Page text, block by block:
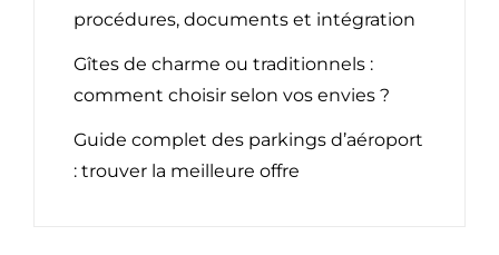
procédures, documents et intégration
Gîtes de charme ou traditionnels :
comment choisir selon vos envies ?
Guide complet des parkings d’aéroport
: trouver la meilleure offre